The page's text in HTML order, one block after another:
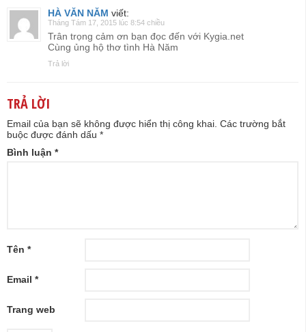
HÀ VĂN NĂM viết:
Tháng Tám 17, 2015 lúc 8:54 chiều
Trân trọng cảm ơn bạn đọc đến với Kygia.net
Cùng ủng hộ thơ tình Hà Năm
Trả lời
TRẢ LỜI
Email của bạn sẽ không được hiển thị công khai. Các trường bắt
buộc được đánh dấu *
Bình luận *
Tên *
Email *
Trang web